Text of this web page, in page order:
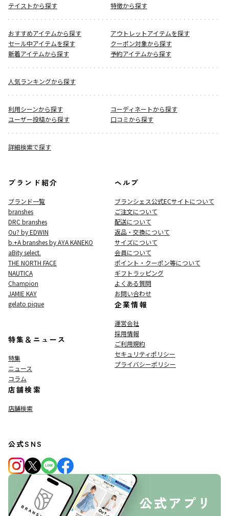
テイストから探す
特徴から探す
おすすめアイテムから探す
アウトレットアイテムを探す
セール中アイテムを探す
クーポン対象から探す
新着アイテムから探す
予約アイテムから探す
人気ランキングから探す
利用シーンから探す
コーディネートから探す
ユーザー投稿から探す
口コミから探す
詳細検索で探す
ブランド紹介
ブランド一覧
branshes
DRC branshes
Ou? by EDWIN
b.+A branshes by AYA KANEKO
aBity select.
THE NORTH FACE
NAUTICA
Champion
JAMIE KAY
gelato pique
特集＆ニュース
特集
ニュース
コラム
店舗検索
店舗検索
ヘルプ
ブランシェス公式ECサイトについて
ご注文について
配送について
返品・交換について
サイズについて
会員について
ポイント・クーポン等について
ギフトラッピング
よくある質問
お問い合わせ
企業情報
運営会社
採用情報
ご利用規約
セキュリティポリシー
プライバシーポリシー
公式SNS